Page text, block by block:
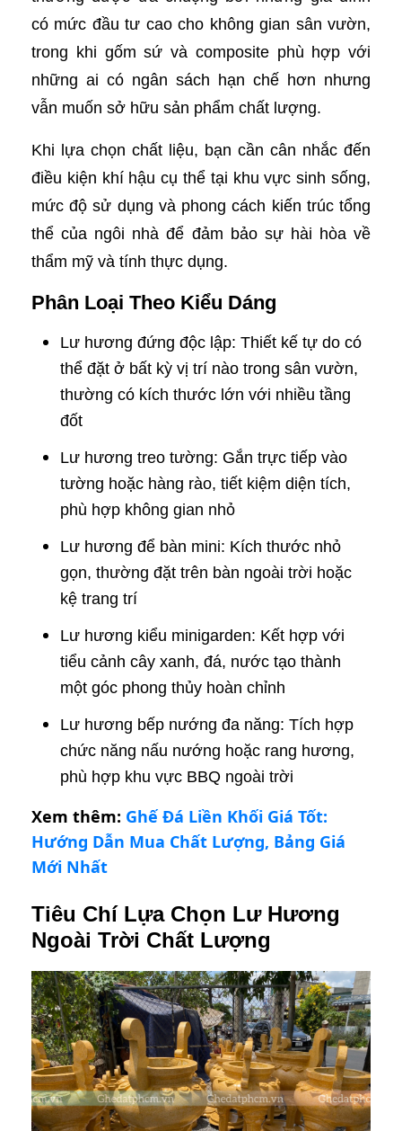
có mức đầu tư cao cho không gian sân vườn,
trong khi gốm sứ và composite phù hợp với
những ai có ngân sách hạn chế hơn nhưng
vẫn muốn sở hữu sản phẩm chất lượng.
Khi lựa chọn chất liệu, bạn cần cân nhắc đến
điều kiện khí hậu cụ thể tại khu vực sinh sống,
mức độ sử dụng và phong cách kiến trúc tổng
thể của ngôi nhà để đảm bảo sự hài hòa về
thẩm mỹ và tính thực dụng.
Phân Loại Theo Kiểu Dáng
Lư hương đứng độc lập: Thiết kế tự do có
thể đặt ở bất kỳ vị trí nào trong sân vườn,
thường có kích thước lớn với nhiều tầng
đốt
Lư hương treo tường: Gắn trực tiếp vào
tường hoặc hàng rào, tiết kiệm diện tích,
phù hợp không gian nhỏ
Lư hương để bàn mini: Kích thước nhỏ
gọn, thường đặt trên bàn ngoài trời hoặc
kệ trang trí
Lư hương kiểu minigarden: Kết hợp với
tiểu cảnh cây xanh, đá, nước tạo thành
một góc phong thủy hoàn chỉnh
Lư hương bếp nướng đa năng: Tích hợp
chức năng nấu nướng hoặc rang hương,
phù hợp khu vực BBQ ngoài trời
Xem thêm: Ghế Đá Liền Khối Giá Tốt:
Hướng Dẫn Mua Chất Lượng, Bảng Giá
Mới Nhất
Tiêu Chí Lựa Chọn Lư Hương
Ngoài Trời Chất Lượng